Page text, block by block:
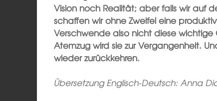
Vision noch Realität; aber falls wir auf
schaffen wir ohne Zweifel eine
Verschwende also nicht diese
Atemzug wird sie zur Vergangenheit.
wieder zurückkehren.
Übersetzung Englisch-Deutsch: Anna